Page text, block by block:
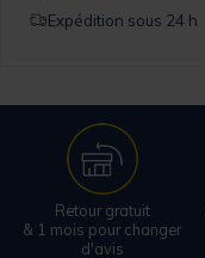
Expédition sous 24 h
Retour gratuit
& 1 mois pour changer
d'avis